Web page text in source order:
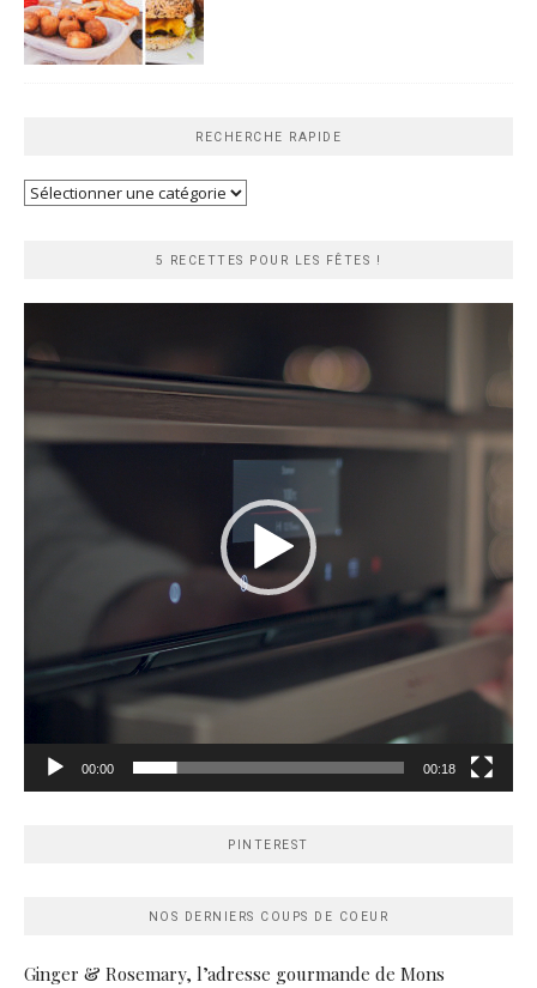
RECHERCHE RAPIDE
Recherche
5 RECETTES POUR LES FÊTES !
00:00 00:18
PINTEREST
NOS DERNIERS COUPS DE COEUR
Ginger & Rosemary, l’adresse gourmande de Mons